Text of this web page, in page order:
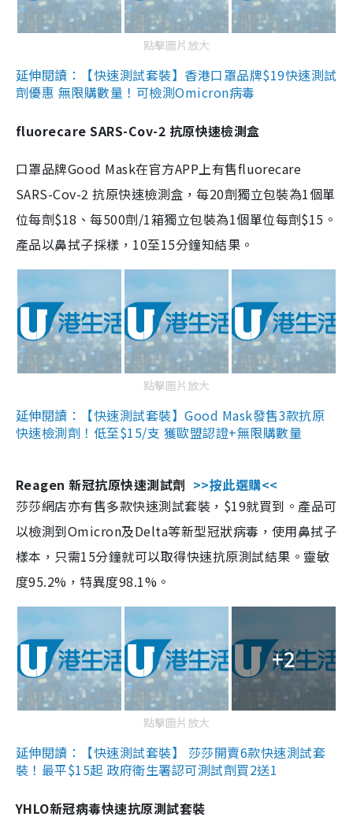
點擊圖片放大
延伸閱讀：【快速測試套裝】香港口罩品牌$19快速測試
劑優惠 無限購數量！可檢測Omicron病毒
fluorecare SARS-Cov-2 抗原快速檢測盒
口罩品牌Good Mask在官方APP上有售fluorecare
SARS-Cov-2 抗原快速檢測盒，每20劑獨立包裝為1個單
位每劑$18、每500劑/1箱獨立包裝為1個單位每劑$15。
產品以鼻拭子採樣，10至15分鐘知結果。
點擊圖片放大
延伸閱讀：【快速測試套裝】Good Mask發售3款抗原
快速檢測劑！低至$15/支 獲歐盟認證+無限購數量
Reagen 新冠抗原快速測試劑 >>按此選購<<
莎莎網店亦有售多款快速測試套裝，$19就買到。產品可
以檢測到Omicron及Delta等新型冠狀病毒，使用鼻拭子
樣本，只需15分鐘就可以取得快速抗原測試結果。靈敏
度95.2%，特異度98.1%。
+2
點擊圖片放大
延伸閱讀：【快速測試套裝】 莎莎開賣6款快速測試套
裝！最平$15起 政府衛生署認可測試劑買2送1
YHLO新冠病毒快速抗原測試套裝